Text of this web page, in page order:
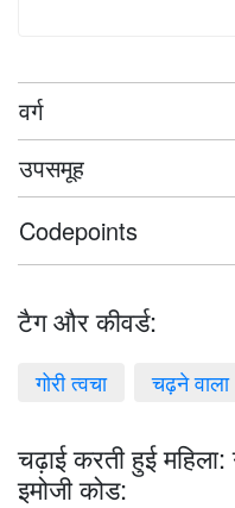
वर्ग
उपसमूह
Codepoints
टैग और कीवर्ड:
गोरी त्वचा चढ़ने वाला
चढ़ाई करती हुई महिला:
इमोजी कोड: